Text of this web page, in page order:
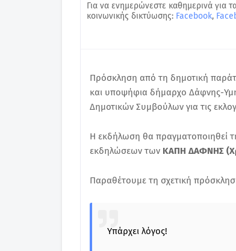
Για να ενημερώνεστε καθημερινά για
κοινωνικής δικτύωσης: Facebook,
Πρόσκληση από τη δημοτική
και υποψήφια δήμαρχο Δάφνης-
Δημοτικών Συμβούλων για τις
Η εκδήλωση θα πραγματοποιηθεί
εκδηλώσεων των ΚΑΠΗ ΔΑΦΝΗΣ
Παραθέτουμε τη σχετική
Υπάρχει λόγος!